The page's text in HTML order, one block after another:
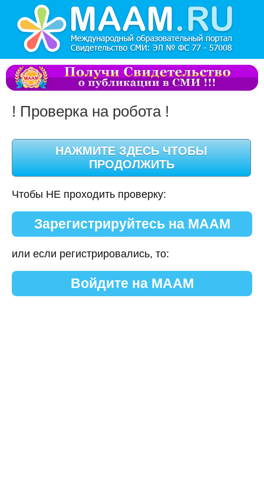
! Проверка на робота !
Чтобы НЕ проходить проверку:
Зарегистрируйтесь на МААМ
или если регистрировались, то:
Войдите на МААМ